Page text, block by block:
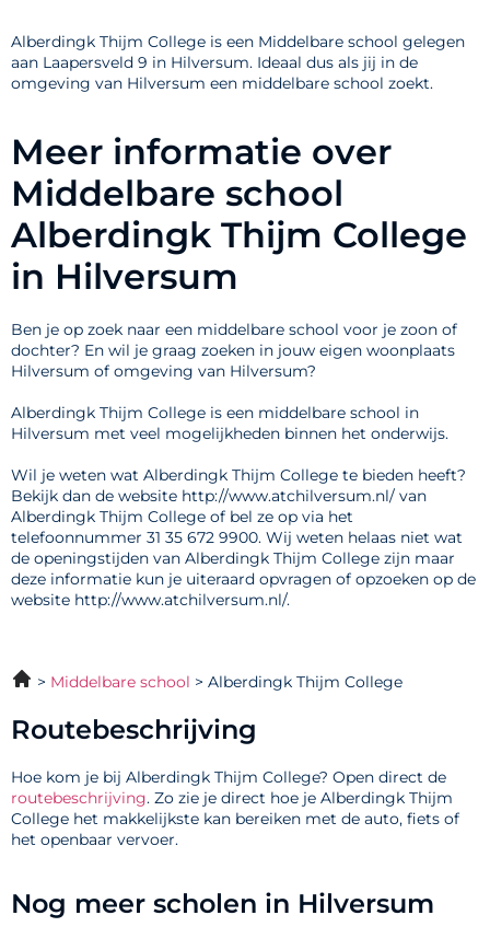
Alberdingk Thijm College is een Middelbare school gelegen
aan Laapersveld 9 in Hilversum. Ideaal dus als jij in de
omgeving van Hilversum een middelbare school zoekt.
Meer informatie over
Middelbare school
Alberdingk Thijm College
in Hilversum
Ben je op zoek naar een middelbare school voor je zoon of
dochter? En wil je graag zoeken in jouw eigen woonplaats
Hilversum of omgeving van Hilversum?
Alberdingk Thijm College is een middelbare school in
Hilversum met veel mogelijkheden binnen het onderwijs.
Wil je weten wat Alberdingk Thijm College te bieden heeft?
Bekijk dan de website http://www.atchilversum.nl/ van
Alberdingk Thijm College of bel ze op via het
telefoonnummer 31 35 672 9900. Wij weten helaas niet wat
de openingstijden van Alberdingk Thijm College zijn maar
deze informatie kun je uiteraard opvragen of opzoeken op de
website http://www.atchilversum.nl/.
Middelbare school Alberdingk Thijm College
Routebeschrijving
Hoe kom je bij Alberdingk Thijm College? Open direct de
routebeschrijving. Zo zie je direct hoe je Alberdingk Thijm
College het makkelijkste kan bereiken met de auto, fiets of
het openbaar vervoer.
Nog meer scholen in Hilversum